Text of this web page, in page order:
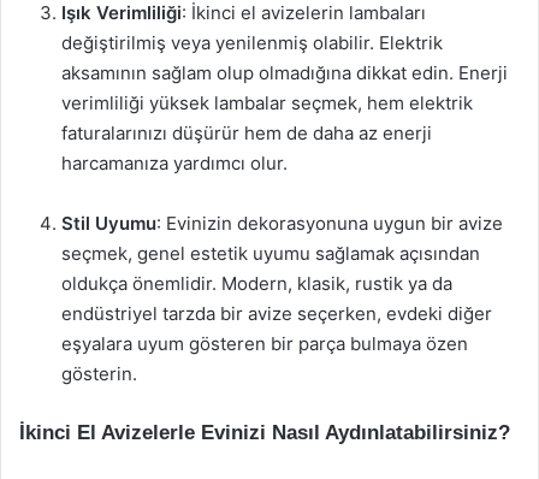
Işık Verimliliği: İkinci el avizelerin lambaları
değiştirilmiş veya yenilenmiş olabilir. Elektrik
aksamının sağlam olup olmadığına dikkat edin. Enerji
verimliliği yüksek lambalar seçmek, hem elektrik
faturalarınızı düşürür hem de daha az enerji
harcamanıza yardımcı olur.
Stil Uyumu: Evinizin dekorasyonuna uygun bir avize
seçmek, genel estetik uyumu sağlamak açısından
oldukça önemlidir. Modern, klasik, rustik ya da
endüstriyel tarzda bir avize seçerken, evdeki diğer
eşyalara uyum gösteren bir parça bulmaya özen
gösterin.
İkinci El Avizelerle Evinizi Nasıl Aydınlatabilirsiniz?